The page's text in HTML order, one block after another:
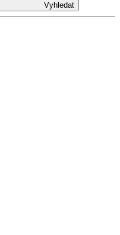
Vyhledat